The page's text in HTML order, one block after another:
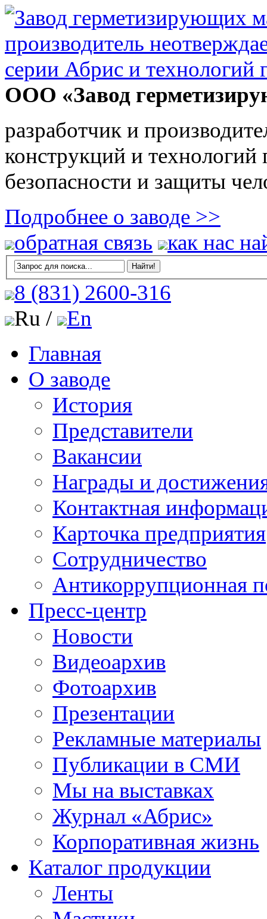
ООО «Завод
разработчик и
конструкций и
безопасности и защиты
Подробнее о заводе >>
обратная связь
как нас
8 (831) 2600-316
Ru /
En
Главная
О заводе
История
Представители
Вакансии
Награды и
Контактная
Карточка предприятия
Сотрудничество
Антикоррупционная
Пресс-центр
Новости
Видеоархив
Фотоархив
Презентации
Рекламные материалы
Публикации в СМИ
Мы на выставках
Журнал «Абрис»
Корпоративная жизнь
Каталог продукции
Ленты